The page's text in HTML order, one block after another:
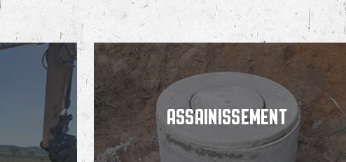
ASSAINISSEMENT